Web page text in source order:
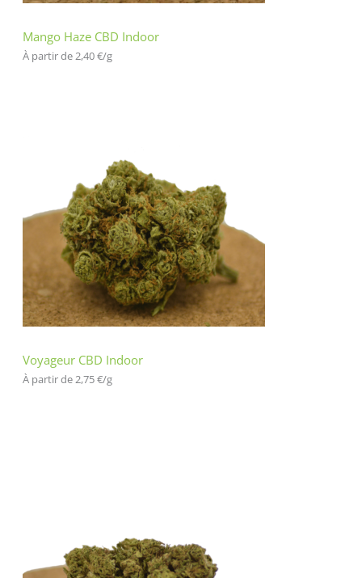
Mango Haze CBD Indoor
À partir de 2,40€/g
Voyageur CBD Indoor
À partir de 2,75€/g